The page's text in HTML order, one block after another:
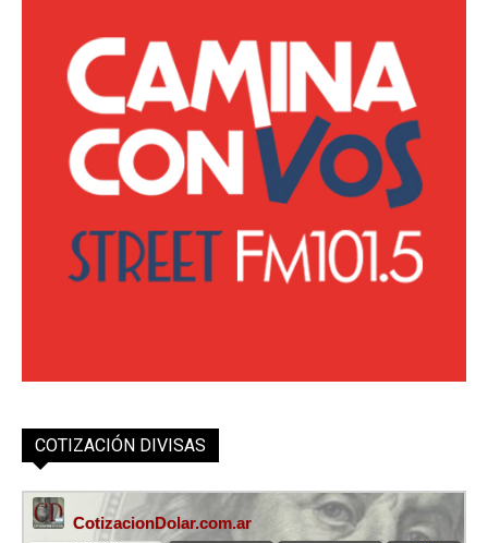
COTIZACIÓN DIVISAS